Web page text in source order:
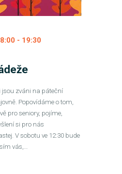
- 19:30
zváni na páteční
Popovídáme o tom,
pro seniory, pojíme,
si pro nás
V sobotu ve 12:30 bude
vás,…